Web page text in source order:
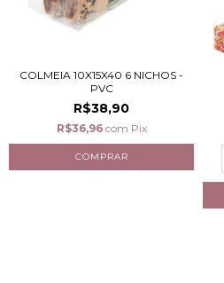
COLMEIA 10X15X40 6 NICHOS -
PVC
R$38,90
R$36,96 com Pix